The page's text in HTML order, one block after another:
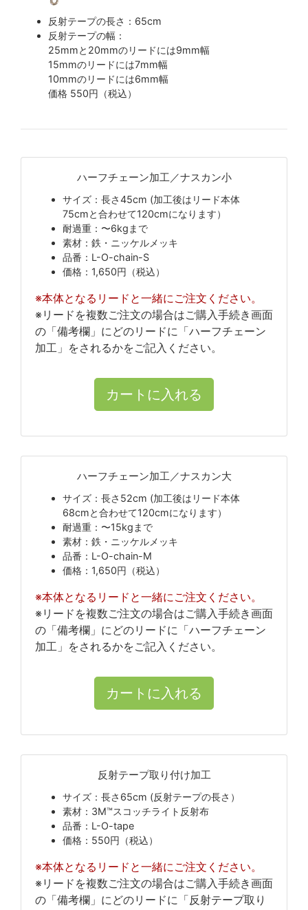
反射テープの長さ：65cm
反射テープの幅：
25mmと20mmのリードには9mm幅
15mmのリードには7mm幅
10mmのリードには6mm幅
価格 550円（税込）
ハーフチェーン加工／ナスカン小
サイズ：長さ45cm (加工後はリード本体
75cmと合わせて120cmになります）
耐過重：〜6kgまで
素材：鉄・ニッケルメッキ
品番：L-O-chain-S
価格：1,650円（税込）
※本体となるリードと一緒にご注文ください。
※リードを複数ご注文の場合はご購入手続き画面
の「備考欄」にどのリードに「ハーフチェーン
加工」をされるかをご記入ください。
ハーフチェーン加工／ナスカン大
サイズ：長さ52cm (加工後はリード本体
68cmと合わせて120cmになります）
耐過重：〜15kgまで
素材：鉄・ニッケルメッキ
品番：L-O-chain-M
価格：1,650円（税込）
※本体となるリードと一緒にご注文ください。
※リードを複数ご注文の場合はご購入手続き画面
の「備考欄」にどのリードに「ハーフチェーン
加工」をされるかをご記入ください。
反射テープ取り付け加工
サイズ：長さ65cm (反射テープの長さ）
素材：3M™スコッチライト反射布
品番：L-O-tape
価格：550円（税込）
※本体となるリードと一緒にご注文ください。
※リードを複数ご注文の場合はご購入手続き画面
の「備考欄」にどのリードに「反射テープ取り